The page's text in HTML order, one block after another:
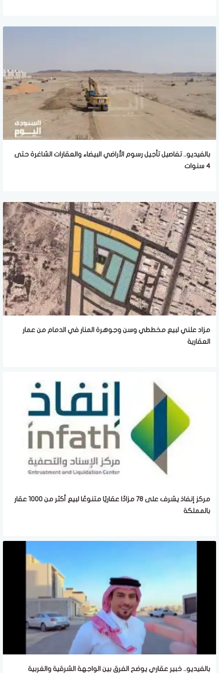
بالفيديو.. تفاصيل تأجيل رسوم الأراضي البيضاء والعقارات الشاغرة حتى
4 سنوات
مزاد علني لبيع مخططي وسن وجوهرة المنار في الدمام من عمار
العقارية
مركز إنفاذ يشرف على 78 مزادًا عقاريًا متنوعًا لبيع أكثر من 1000 عقار
بالمملكة
بالفيديو.. خبير عقاري يوضح الفرق بين الواجهة الشرقية والغربية